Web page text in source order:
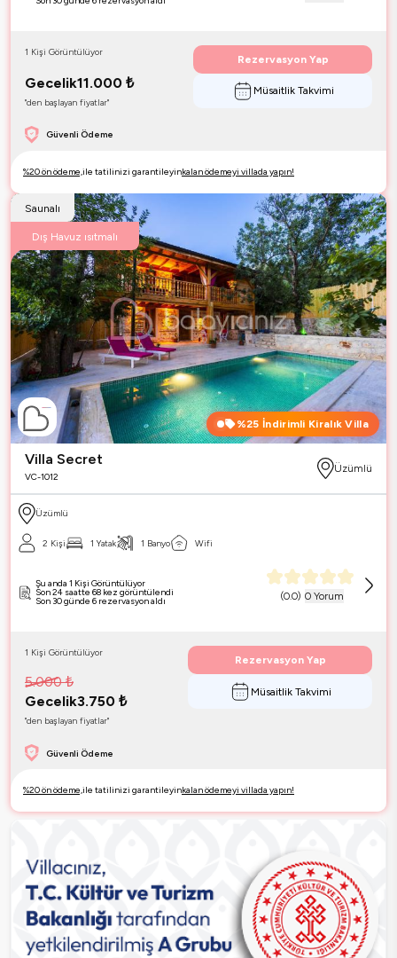
Güvenli Ödeme
Gecelik11.000 ₺
"den başlayan fiyatlar"
1 Kişi Görüntülüyor
Rezervasyon Yap
Müsaitlik Takvimi
%20 ön ödeme,ile tatilinizi garantileyinkalan ödemeyi villada yapın!
Saunalı
Dış Havuz ısıtmalı
%25 İndirimli Kiralık Villa
Villa Secret
VC-1012
Üzümlü
Üzümlü
2 Kişi 1 Yatak 1 Banyo Wifi
(0.0) 0 Yorum
Şu anda 1 Kişi Görüntülüyor
Son 24 saatte 68 kez görüntülendi
Son 30 günde 6 rezervasyon aldı
Güvenli Ödeme
5.000 ₺
Gecelik3.750 ₺
"den başlayan fiyatlar"
1 Kişi Görüntülüyor
Rezervasyon Yap
Müsaitlik Takvimi
%20 ön ödeme,ile tatilinizi garantileyinkalan ödemeyi villada yapın!